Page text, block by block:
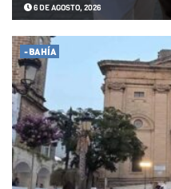
6 DE AGOSTO, 2026
-BAHÍA